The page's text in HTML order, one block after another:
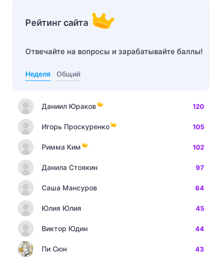
Рейтинг сайта
Отвечайте на вопросы и зарабатывайте баллы!
Неделя Общий
Даниил Юраков 120
Игорь Проскуренко 105
Римма Ким 102
Данила Стоякин 97
Саша Мансуров 64
Юлия Юлия 45
Виктор Юдин 44
Пи Сюн 43